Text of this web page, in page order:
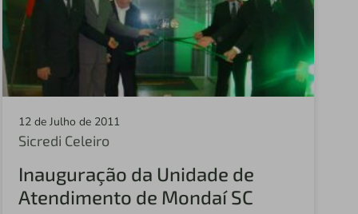
Sicredi Norte MT
Sicredi Alto Nordeste RS
Sicredi Noroeste SP
Sicredi Univales
Sicredi Centro Norte MT
Sicredi Terceiro Planalto PR
12 de Julho de 2011
Sicredi Celeiro
Inauguração da Unidade de
Atendimento de Mondaí SC